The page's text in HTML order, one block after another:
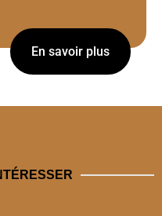
En savoir plus